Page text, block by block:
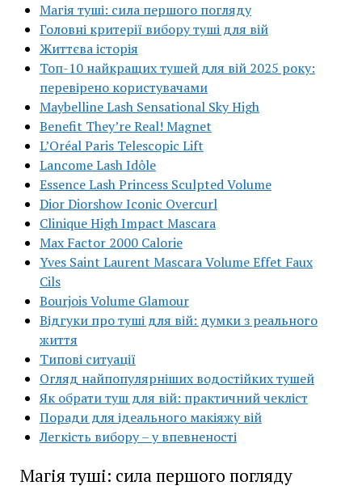
Магія туші: сила першого погляду
Головні критерії вибору туші для вій
Життєва історія
Топ-10 найкращих тушей для вій 2025 року:
перевірено користувачами
Maybelline Lash Sensational Sky High
Benefit They’re Real! Magnet
L’Oréal Paris Telescopic Lift
Lancome Lash Idôle
Essence Lash Princess Sculpted Volume
Dior Diorshow Iconic Overcurl
Clinique High Impact Mascara
Max Factor 2000 Calorie
Yves Saint Laurent Mascara Volume Effet Faux
Cils
Bourjois Volume Glamour
Відгуки про туші для вій: думки з реального
життя
Типові ситуації
Огляд найпопулярніших водостійких тушей
Як обрати туш для вій: практичний чекліст
Поради для ідеального макіяжу вій
Легкість вибору – у впевненості
Магія туші: сила першого погляду